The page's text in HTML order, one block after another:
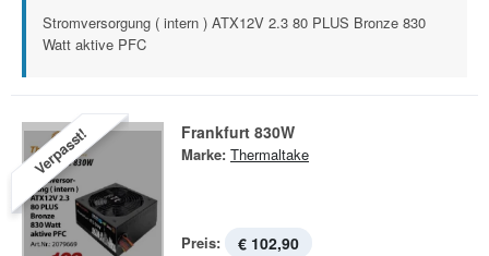
Stromversorgung ( intern ) ATX12V 2.3 80 PLUS Bronze 830
Watt aktive PFC
Verpasst! Frankfurt 830W
Marke: Thermaltake
Preis: € 102,90